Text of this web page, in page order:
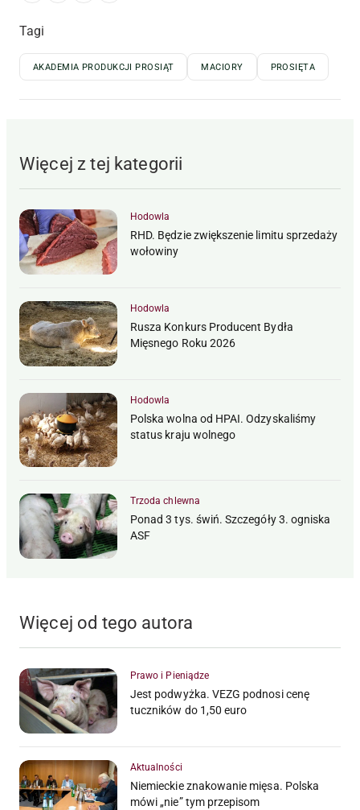
Tagi
AKADEMIA PRODUKCJI PROSIĄT MACIORY PROSIĘTA
Więcej z tej kategorii
Hodowla
RHD. Będzie zwiększenie limitu sprzedaży
wołowiny
Hodowla
Rusza Konkurs Producent Bydła
Mięsnego Roku 2026
Hodowla
Polska wolna od HPAI. Odzyskaliśmy
status kraju wolnego
Trzoda chlewna
Ponad 3 tys. świń. Szczegóły 3. ogniska
ASF
Więcej od tego autora
Prawo i Pieniądze
Jest podwyżka. VEZG podnosi cenę
tuczników do 1,50 euro
Aktualności
Niemieckie znakowanie mięsa. Polska
mówi „nie” tym przepisom